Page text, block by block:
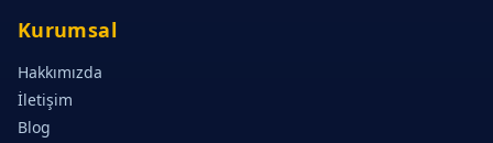
Kurumsal
Hakkımızda
İletişim
Blog